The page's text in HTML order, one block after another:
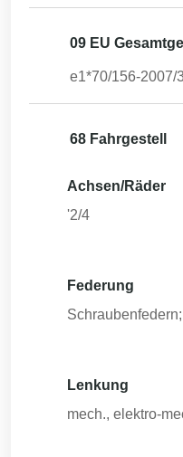
09 EU
e1*70/156-2007/
68 Fahrgestell
Achsen/Räder
'2/4
Federung
Lenkung
mech., elektro-